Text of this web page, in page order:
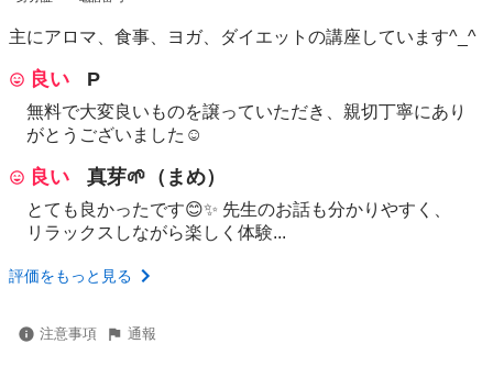
主にアロマ、食事、ヨガ、ダイエットの講座しています^_^
良い P
無料で大変良いものを譲っていただき、親切丁寧にあり
がとうございました☺️
良い 真芽🌱（まめ）
とても良かったです😊✨ 先生のお話も分かりやすく、
リラックスしながら楽しく体験...
評価をもっと見る
注意事項 通報